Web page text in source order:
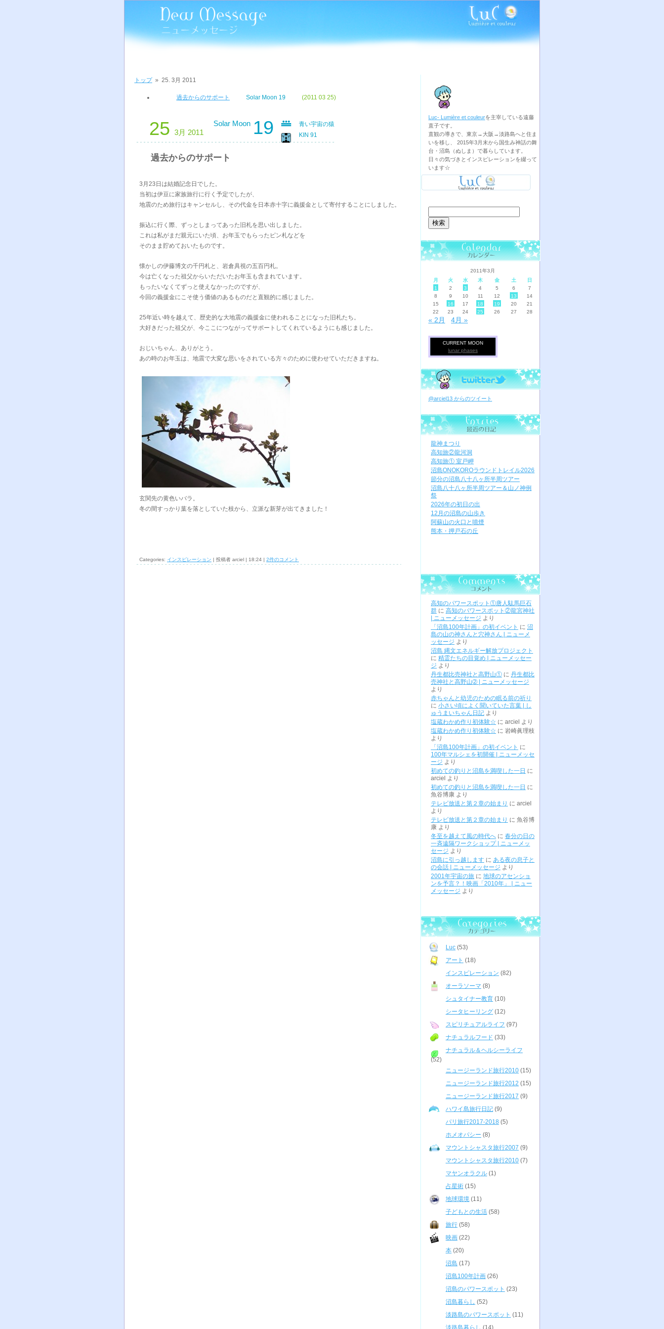
トップ» 25. 3月 2011
過去からのサポート Solar Moon 19 (2011 03 25)
25 3月 2011
Solar Moon 19
青い宇宙の猿
KIN 91
過去からのサポート
3月23日は結婚記念日でした。
当初は伊豆に家族旅行に行く予定でしたが、
地震のため旅行はキャンセルし、その代金を日本赤十字に義援金として寄付することにしました。
振込に行く際、ずっとしまってあった旧札を思い出しました。
これは私がまだ親元にいた頃、お年玉でもらったピン札などを
そのまま貯めておいたものです。
懐かしの伊藤博文の千円札と、岩倉具視の五百円札。
今は亡くなった祖父からいただいたお年玉も含まれています。
もったいなくてずっと使えなかったのですが、
今回の義援金にこそ使う価値のあるものだと直観的に感じました。
25年近い時を越えて、歴史的な大地震の義援金に使われることになった旧札たち。
大好きだった祖父が、今ここにつながってサポートしてくれているようにも感じました。
おじいちゃん、ありがとう。
あの時のお年玉は、地震で大変な思いをされている方々のために使わせていただきますね。
玄関先の黄色いバラ。
冬の間すっかり葉を落としていた枝から、立派な新芽が出てきました！
Categories: インスピレーション | 投稿者 arciel | 18:24 | 2件のコメント
Luc- Lumière et couleurを主宰している遠藤
直子です。
直観の導きで、東京→大阪→淡路島へと住ま
いを移し、 2015年3月末から国生み神話の舞
台・沼島（ぬしま）で暮らしています。
日々の気づきとインスピレーションを綴って
います☆
索:
2011年3月
月
火 水 木 金 土
日
1
2 3 4 5 6
7
8
9 10 11 12 13
14
15
16 17 18 19 20
21
22
23 24 25 26 27 28
« 2月 4月 »
CURRENT MOON
lunar phases
@arciel13 からのツイート
龍神まつり
高知旅②龍河洞
高知旅① 室戸岬
沼島ONOKOROラウンドトレイル2026
節分の沼島八十八ヶ所半周ツアー
沼島八十八ヶ所半周ツアー＆山ノ神例
祭
2026年の初日の出
12月の沼島の山歩き
阿蘇山の火口と噴煙
熊本・押戸石の丘
高知のパワースポット①唐人駄馬巨石
群 に 高知のパワースポット②龍宮神社
| ニューメッセージ より
「沼島100年計画」の初イベント に 沼
島の山の神さんと穴神さん | ニューメ
ッセージ より
沼島 縄文エネルギー解放プロジェクト
に 精霊たちの目覚め | ニューメッセー
ジ より
丹生都比売神社と高野山① に 丹生都比
売神社と高野山➁ | ニューメッセージ
より
赤ちゃんと幼児のための眠る前の祈り
に 小さい頃によく聞いていた言葉 | し
ゅうまいちゃん日記 より
塩蔵わかめ作り初体験☆ に arciel
より
塩蔵わかめ作り初体験☆ に 岩崎眞理枝
より
「沼島100年計画」の初イベント に
100年マルシェを初開催 | ニューメッセ
ージ より
初めての釣りと沼島を満喫した一日 に
arciel
より
初めての釣りと沼島を満喫した一日 に
魚谷博康 より
テレビ放送と第２章の始まり に arciel
より
テレビ放送と第２章の始まり に 魚谷博
康 より
冬至を越えて風の時代へ に 春分の日の
一斉遠隔ワークショップ | ニューメッ
セージ より
沼島に引っ越します に ある夜の息子と
の会話 | ニューメッセージ より
2001年宇宙の旅 に 地球のアセンショ
ンを予言？！映画「2010年」 | ニュー
メッセージ より
Luc (53)
アート (18)
インスピレーション (82)
オーラソーマ (8)
シュタイナー教育 (10)
シータヒーリング (12)
スピリチュアルライフ (97)
ナチュラルフード (33)
ナチュラル＆ヘルシーライフ
(52)
ニュージーランド旅行2010 (15)
ニュージーランド旅行2012 (15)
ニュージーランド旅行2017 (9)
ハワイ島旅行日記 (9)
パリ旅行2017-2018 (5)
ホメオパシー (8)
マウントシャスタ旅行2007 (9)
マウントシャスタ旅行2010 (7)
マヤンオラクル (1)
占星術 (15)
地球環境 (11)
子どもとの生活 (58)
旅行 (58)
映画 (22)
本 (20)
沼島 (17)
沼島100年計画 (26)
沼島のパワースポット (23)
沼島暮らし (52)
淡路島のパワースポット (11)
淡路島暮らし (14)